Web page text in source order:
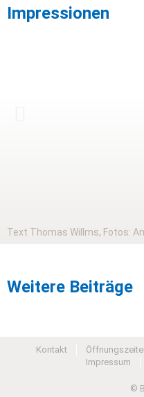
Impressionen
Text Thomas Willms, Fotos:
Weitere Beiträge
Kontakt
Impressum
©